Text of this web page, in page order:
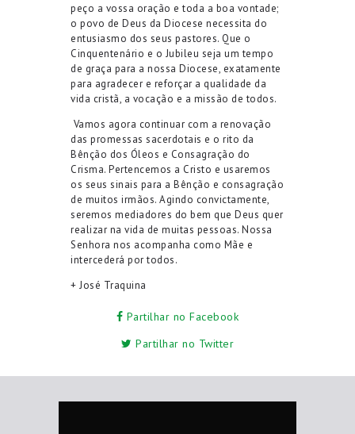
peço a vossa oração e toda a boa vontade;
o povo de Deus da Diocese necessita do
entusiasmo dos seus pastores. Que o
Cinquentenário e o Jubileu seja um tempo
de graça para a nossa Diocese, exatamente
para agradecer e reforçar a qualidade da
vida cristã, a vocação e a missão de todos.
Vamos agora continuar com a renovação
das promessas sacerdotais e o rito da
Bênção dos Óleos e Consagração do
Crisma. Pertencemos a Cristo e usaremos
os seus sinais para a Bênção e consagração
de muitos irmãos. Agindo convictamente,
seremos mediadores do bem que Deus quer
realizar na vida de muitas pessoas. Nossa
Senhora nos acompanha como Mãe e
intercederá portodos.
+ José Traquina
Partilhar no Facebook
Partilhar no Twitter